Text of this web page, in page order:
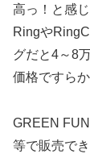
高っ！と感
Ringや
グだと4～8
価格ですら
GREEN
等で販売で